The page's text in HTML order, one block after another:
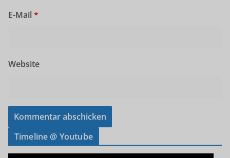
E-Mail *
Website
Timeline @ Youtube